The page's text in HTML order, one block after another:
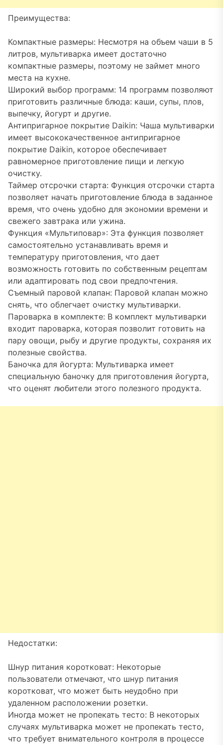
Преимущества:
Компактные размеры: Несмотря на объем чаши в 5
литров, мультиварка имеет достаточно
компактные размеры, поэтому не займет много
места на кухне.
Широкий выбор программ: 14 программ позволяют
приготовить различные блюда: каши, супы, плов,
выпечку, йогурт и другие.
Антипригарное покрытие Daikin: Чаша мультиварки
имеет высококачественное антипригарное
покрытие Daikin, которое обеспечивает
равномерное приготовление пищи и легкую
очистку.
Таймер отсрочки старта: Функция отсрочки старта
позволяет начать приготовление блюда в заданное
время, что очень удобно для экономии времени и
свежего завтрака или ужина.
Функция «Мультиповар»: Эта функция позволяет
самостоятельно устанавливать время и
температуру приготовления, что дает
возможность готовить по собственным рецептам
или адаптировать под свои предпочтения.
Съемный паровой клапан: Паровой клапан можно
снять, что облегчает очистку мультиварки.
Пароварка в комплекте: В комплект мультиварки
входит пароварка, которая позволит готовить на
пару овощи, рыбу и другие продукты, сохраняя их
полезные свойства.
Баночка для йогурта: Мультиварка имеет
специальную баночку для приготовления йогурта,
что оценят любители этого полезного продукта.
Недостатки:
Шнур питания коротковат: Некоторые
пользователи отмечают, что шнур питания
коротковат, что может быть неудобно при
удаленном расположении розетки.
Иногда может не пропекать тесто: В некоторых
случаях мультиварка может не пропекать тесто,
что требует внимательного контроля в процессе